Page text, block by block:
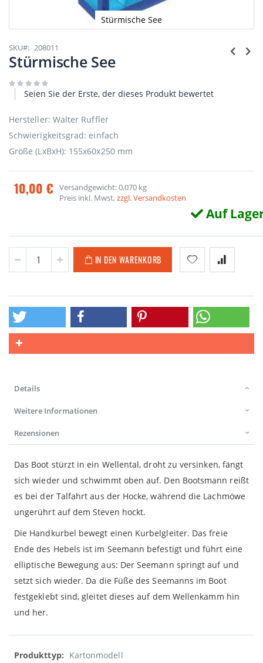
Stürmische See
Anfang
der
Bildgalerie
SKU 208011
Stürmische See
Seien Sie der Erste, der dieses Produkt bewertet
Hersteller: Walter Ruffler
Schwierigkeitsgrad: einfach
Größe (LxBxH): 155x60x250 mm
10,00 € Versandgewicht: 0,070 kg
Preis inkl. Mwst,zzgl. Versandkosten
Auf
IN DEN WARENKORB
Details
Weitere Informationen
Rezensionen
Das Boot stürzt in ein Wellental, droht zu versinken, fängt
sich wieder und schwimmt oben auf. Den Bootsmann reißt
es bei der Talfahrt aus der Hocke, während die Lachmöwe
ungerührt auf dem Steven hockt.
Die Handkurbel bewegt einen Kurbelgleiter. Das freie
Ende des Hebels ist im Seemann befestigt und führt eine
elliptische Bewegung aus: Der Seemann springt auf und
setzt sich wieder. Da die Füße des Seemanns im Boot
festgeklebt sind, gleitet dieses auf dem Wellenkamm hin
und her.
Weitere
Kartonmodell